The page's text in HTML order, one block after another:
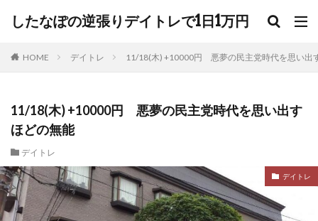
したなぽの逆張りデイトレで1日1万円
HOME デイトレ 11/18(木) +10000円 悪夢の民主党時代を思い出
11/18(木) +10000円 悪夢の民主党時代を思い出す
ほどの無能
デイトレ
デイトレ